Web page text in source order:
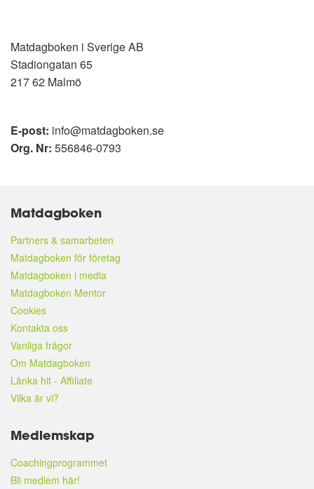
Matdagboken i Sverige AB
Stadiongatan 65
217 62 Malmö
E-post: info@matdagboken.se
Org. Nr: 556846-0793
Matdagboken
Partners & samarbeten
Matdagboken för företag
Matdagboken i media
Matdagboken Mentor
Cookies
Kontakta oss
Vanliga frågor
Om Matdagboken
Länka hit - Affiliate
Vilka är vi?
Medlemskap
Coachingprogrammet
Bli medlem här!